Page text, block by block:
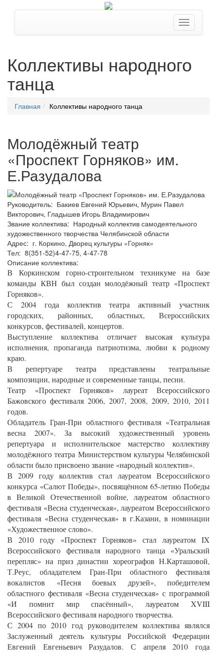
Коллективы народного
танца
Главная Коллективы народного танца
Молодёжный театр
«Проспект Горняков» им.
Е.Разудалова
Руководитель: Бакиев Евгений Юрьевич, Мурин Павел
Викторович, Гладышев Игорь Владимирович
Звание коллектива: Народный коллектив самодеятельного
художественного творчества Челябинской области
Адрес: г. Коркино, Дворец культуры «Горняк»
Тел: 8(351-52)4-47-75, 4-47-78
Описание коллектива:
В Коркинском горно-строительном техникуме на базе
команды КВН был создан молодёжный театр «Проспект
Горняков».
С 2004 года коллектив театра активный участник
городских, районных, областных, Всероссийских
конкурсов, фестивалей, концертов.
Выступление коллектива отличает высокая культура
исполнения, пропаганда патриотизма, любви к родному
краю.
В репертуаре театра представлены театральные
композиции, народные и современные танцы, песни.
Театр «Проспект Горняков» лауреат Всероссийского
Бажовского фестиваля 2006, 2007, 2008, 2009, 2010, 2011
годов.
Обладатель Гран-При областного фестиваля «Театральная
весна 2007». За высокий художественный уровень
репертуара и исполнительское мастерство коллективу
молодёжного театра Министерством культуры Челябинской
области было присвоено звание «народный коллектив».
В 2009 году коллектив стал лауреатом Всероссийского
конкурса «Салют Победы», посвящённом 65-летию Победы
в Великой Отечественной войне, лауреатом областного
фестиваля «Весна студенческая», лауреатом Всероссийского
фестиваля «Весна студенческая» в г.Казани, в номинации
«Художественное слово».
В 2010 году «Проспект Горняков» стал лауреатом IX
Всероссийского фестиваля народного танца «Уральский
перепляс» на приз династии хореографов Н.Карташовой,
Т.Реус, обладателем Гран-При областного фестиваля
вокалистов «Песня боевых друзей», победителем
областного фестиваля «Весна студенческая» с программой
«И помнит мир спасённый», лауреатом XVIII
Всероссийского фестиваля народного творчества.
С 2004 по 2010 год руководителем коллектива являлся
Заслуженный деятель культуры Российской Федерации
Евгений Евгеньевич Разудалов. С апреля 2010 года